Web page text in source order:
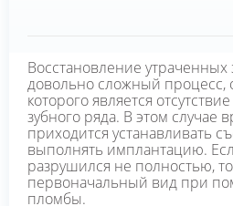
Восстановление утраченных
довольно сложный
которого является
зубного ряда. В этом случае
приходится устанавливать
выполнять имплантацию.
разрушился не полностью,
первоначальный вид при
пломбы.